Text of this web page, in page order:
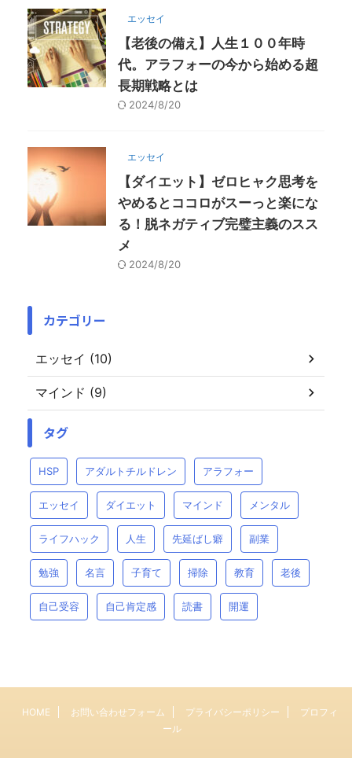
エッセイ
【老後の備え】人生１００年時
代。アラフォーの今から始める超
長期戦略とは
2024/8/20
エッセイ
【ダイエット】ゼロヒャク思考を
やめるとココロがスーっと楽にな
る！脱ネガティブ完璧主義のスス
メ
2024/8/20
カテゴリー
エッセイ (10)
マインド (9)
タグ
HSP アダルトチルドレン アラフォー
エッセイ ダイエット マインド メンタル
ライフハック 人生 先延ばし癖 副業
勉強 名言 子育て 掃除 教育 老後
自己受容 自己肯定感 読書 開運
HOME お問い合わせフォーム プライバシーポリシー
プロフィ
ール